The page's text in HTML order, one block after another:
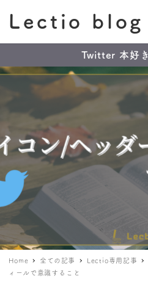
Lectio blog
Twitter 本好
Home 全ての記事 Lectio専用記事
ィールで意識すること